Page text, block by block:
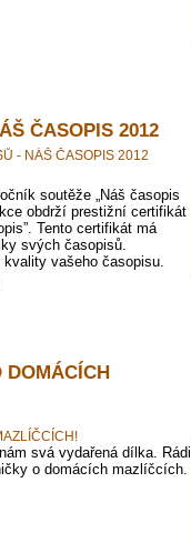
ČASOPIS 2012
- NÁŠ ČASOPIS 2012
soutěže „Náš časopis
obdrží prestižní certifikát
Tento certifikát má
svých časopisů.
vašeho časopisu.
DOMÁCÍCH
svá vydařená dílka. Rádi
o domácích mazlíčcích.